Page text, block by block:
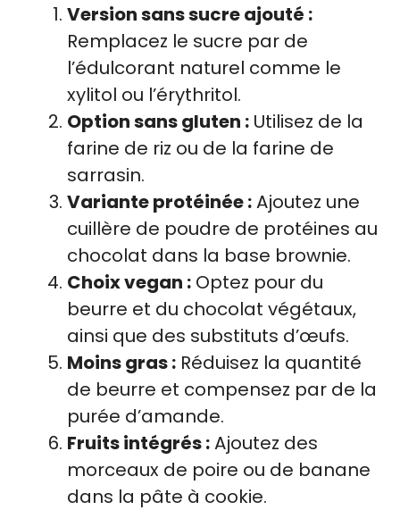
Version sans sucre ajouté :
Remplacez le sucre par de
l’édulcorant naturel comme le
xylitol ou l’érythritol.
Option sans gluten : Utilisez de la
farine de riz ou de la farine de
sarrasin.
Variante protéinée :Ajoutez une
cuillère de poudre de protéines au
chocolat dans la base brownie.
Choix vegan : Optez pour du
beurre et du chocolat végétaux,
ainsi que des substituts d’œufs.
Moins gras : Réduisez la quantité
de beurre et compensez par de la
purée d’amande.
Fruits intégrés :Ajoutez des
morceaux de poire ou de banane
dans la pâte à cookie.